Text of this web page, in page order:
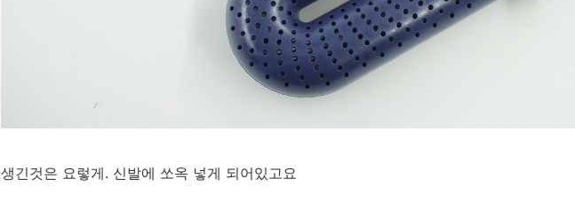
생긴것은 요렇게. 신발에 쏘옥 넣게 되어있고요